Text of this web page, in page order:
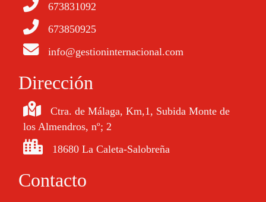
673831092
673850925
info@gestioninternacional.com
Dirección
Ctra. de Málaga, Km,1, Subida Monte de
los Almendros, nº; 2
18680 La Caleta-Salobreña
Contacto